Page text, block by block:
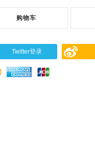
购物车
Twitter登录